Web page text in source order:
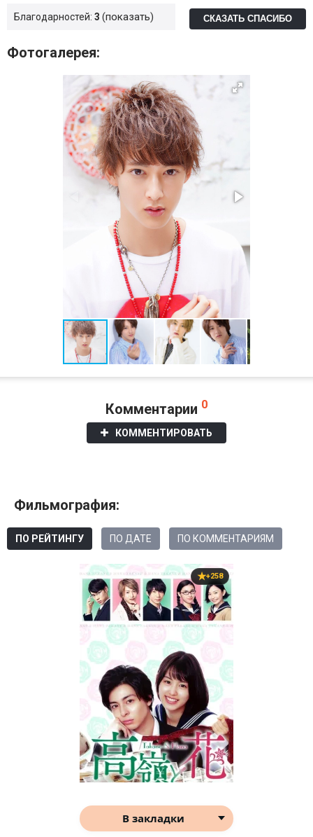
Благодарностей: 3 показать СКАЗАТЬ СПАСИБО
Фотогалерея:
Комментарии 0
КОММЕНТИРОВАТЬ
Фильмография:
ПО РЕЙТИНГУ ПО ДАТЕ ПО КОММЕНТАРИЯМ
+258
В закладки